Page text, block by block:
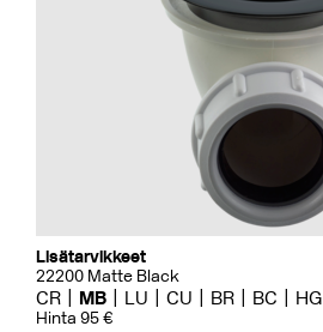
Lisätarvikkeet
22200 Matte Black
CR MB LU CU BR BC HG
Hinta 95 €